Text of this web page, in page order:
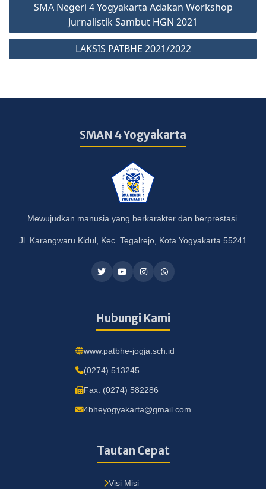
SMA Negeri 4 Yogyakarta Adakan Workshop
Jurnalistik Sambut HGN 2021
LAKSIS PATBHE 2021/2022
SMAN 4 Yogyakarta
Mewujudkan manusia yang berkarakter dan berprestasi.
Jl. Karangwaru Kidul, Kec. Tegalrejo, Kota Yogyakarta 55241
Hubungi Kami
www.patbhe-jogja.sch.id
(0274) 513245
Fax: (0274) 582286
4bheyogyakarta@gmail.com
Tautan Cepat
Visi Misi